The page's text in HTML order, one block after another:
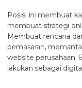
Posisi ini membuat
membuat strategi
Membuat rencana
pemasaran,
website perusahaan.
lakukan sebagai